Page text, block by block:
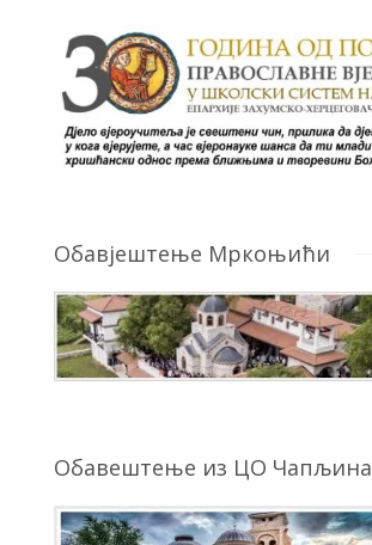
Обавјештење Мркоњићи
Обавештење из ЦО Чапљина